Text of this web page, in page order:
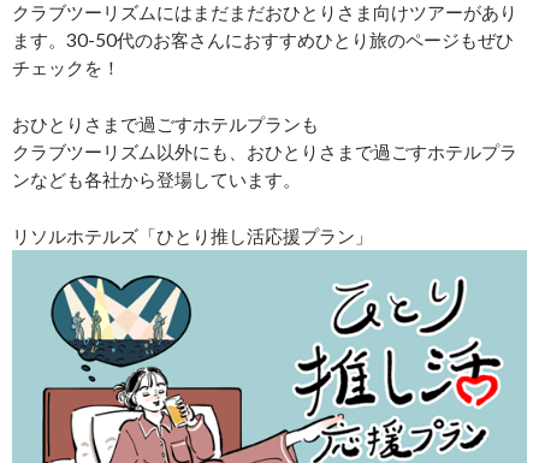
クラブツーリズムにはまだまだおひとりさま向けツアーがあり
ます。30-50代のお客さんにおすすめひとり旅のページもぜひ
チェックを！
おひとりさまで過ごすホテルプランも
クラブツーリズム以外にも、おひとりさまで過ごすホテルプラ
ンなども各社から登場しています。
リソルホテルズ「ひとり推し活応援プラン」